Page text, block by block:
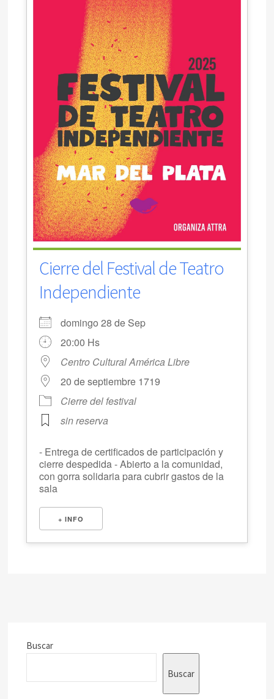
Cierre del Festival de Teatro
Independiente
domingo 28 de Sep
20:00 Hs
Centro Cultural América Libre
20 de septiembre 1719
Cierre del festival
sin reserva
- Entrega de certificados de participación y
cierre despedida - Abierto a la comunidad,
con gorra solidaria para cubrir gastos de la
sala
+ INFO
Buscar
Buscar